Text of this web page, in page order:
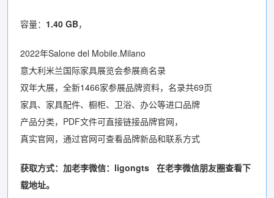
容量： 1.40 GB，
2022年Salone del Mobile.Milano
意大利米兰国际家具展览会参展商名录
双年大展，全新1466家参展品牌资料，名录共69页
家具、家具配件、橱柜、卫浴、办公等进口品牌
产品分类，PDF文件可直接链接品牌官网，
真实官网，通过官网可查看品牌新品和联系方式
获取方式：加老李微信： ligongts 在老李微信朋友圈查看下
载地址。